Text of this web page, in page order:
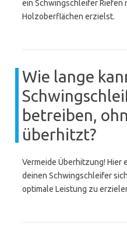
ein Schwingschleifer Riefen
Holzoberflächen erzielst.
Wie lange
betreiben,
überhitzt?
Vermeide Überhitzung! Hier
deinen Schwingschleifer
optimale Leistung zu